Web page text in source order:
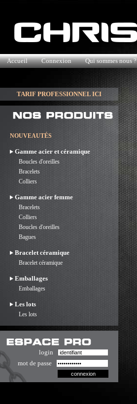
Accueil Connexion Qui sommes nous ?
TARIF PROFESSIONNEL ICI
NOUVEAUTÉS
Gamme acier et céramique
Boucles d'oreilles
Bracelets
Colliers
Gamme acier femme
Bracelets
Colliers
Boucles d'oreilles
Bagues
Bracelet céramique
Bracelet céramique
Emballages
Emballages
Les lots
Les lots
login
mot de passe